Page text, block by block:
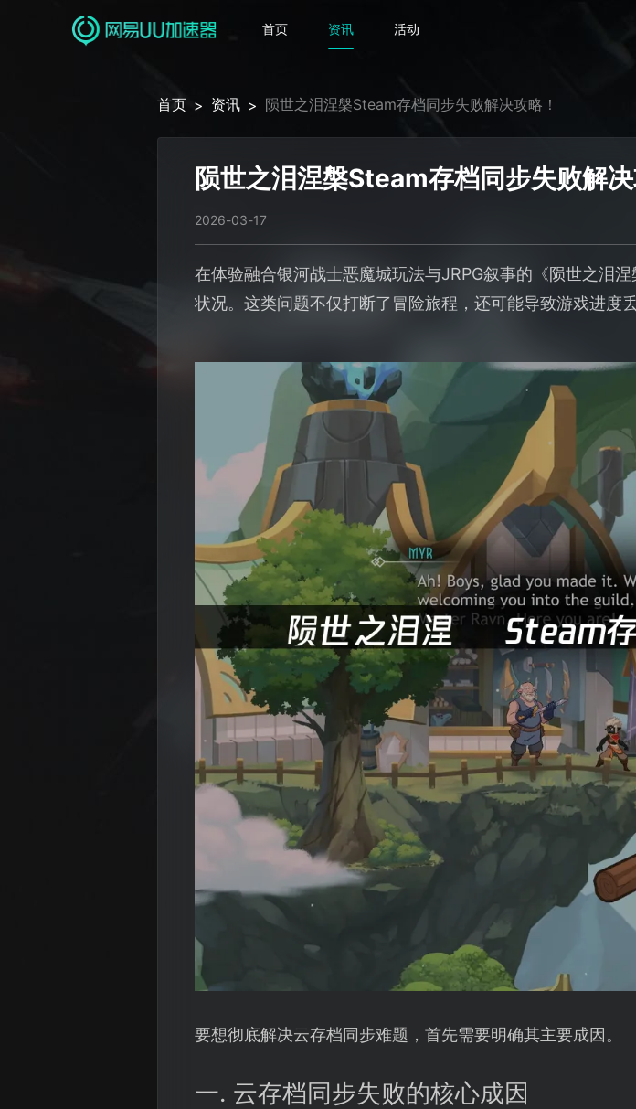
首页 资讯 活动
首页 > 资讯 > 陨世之泪涅槃Steam存档同步失败解决攻略！
陨世之泪涅槃Steam存档同步失败解决
2026-03-17
在体验融合银河战士恶魔城玩法与JRPG叙事的《陨世之泪
状况。这类问题不仅打断了冒险旅程，还可能导致游戏进度
要想彻底解决云存档同步难题，首先需要明确其主要成因。
一. 云存档同步失败的核心成因